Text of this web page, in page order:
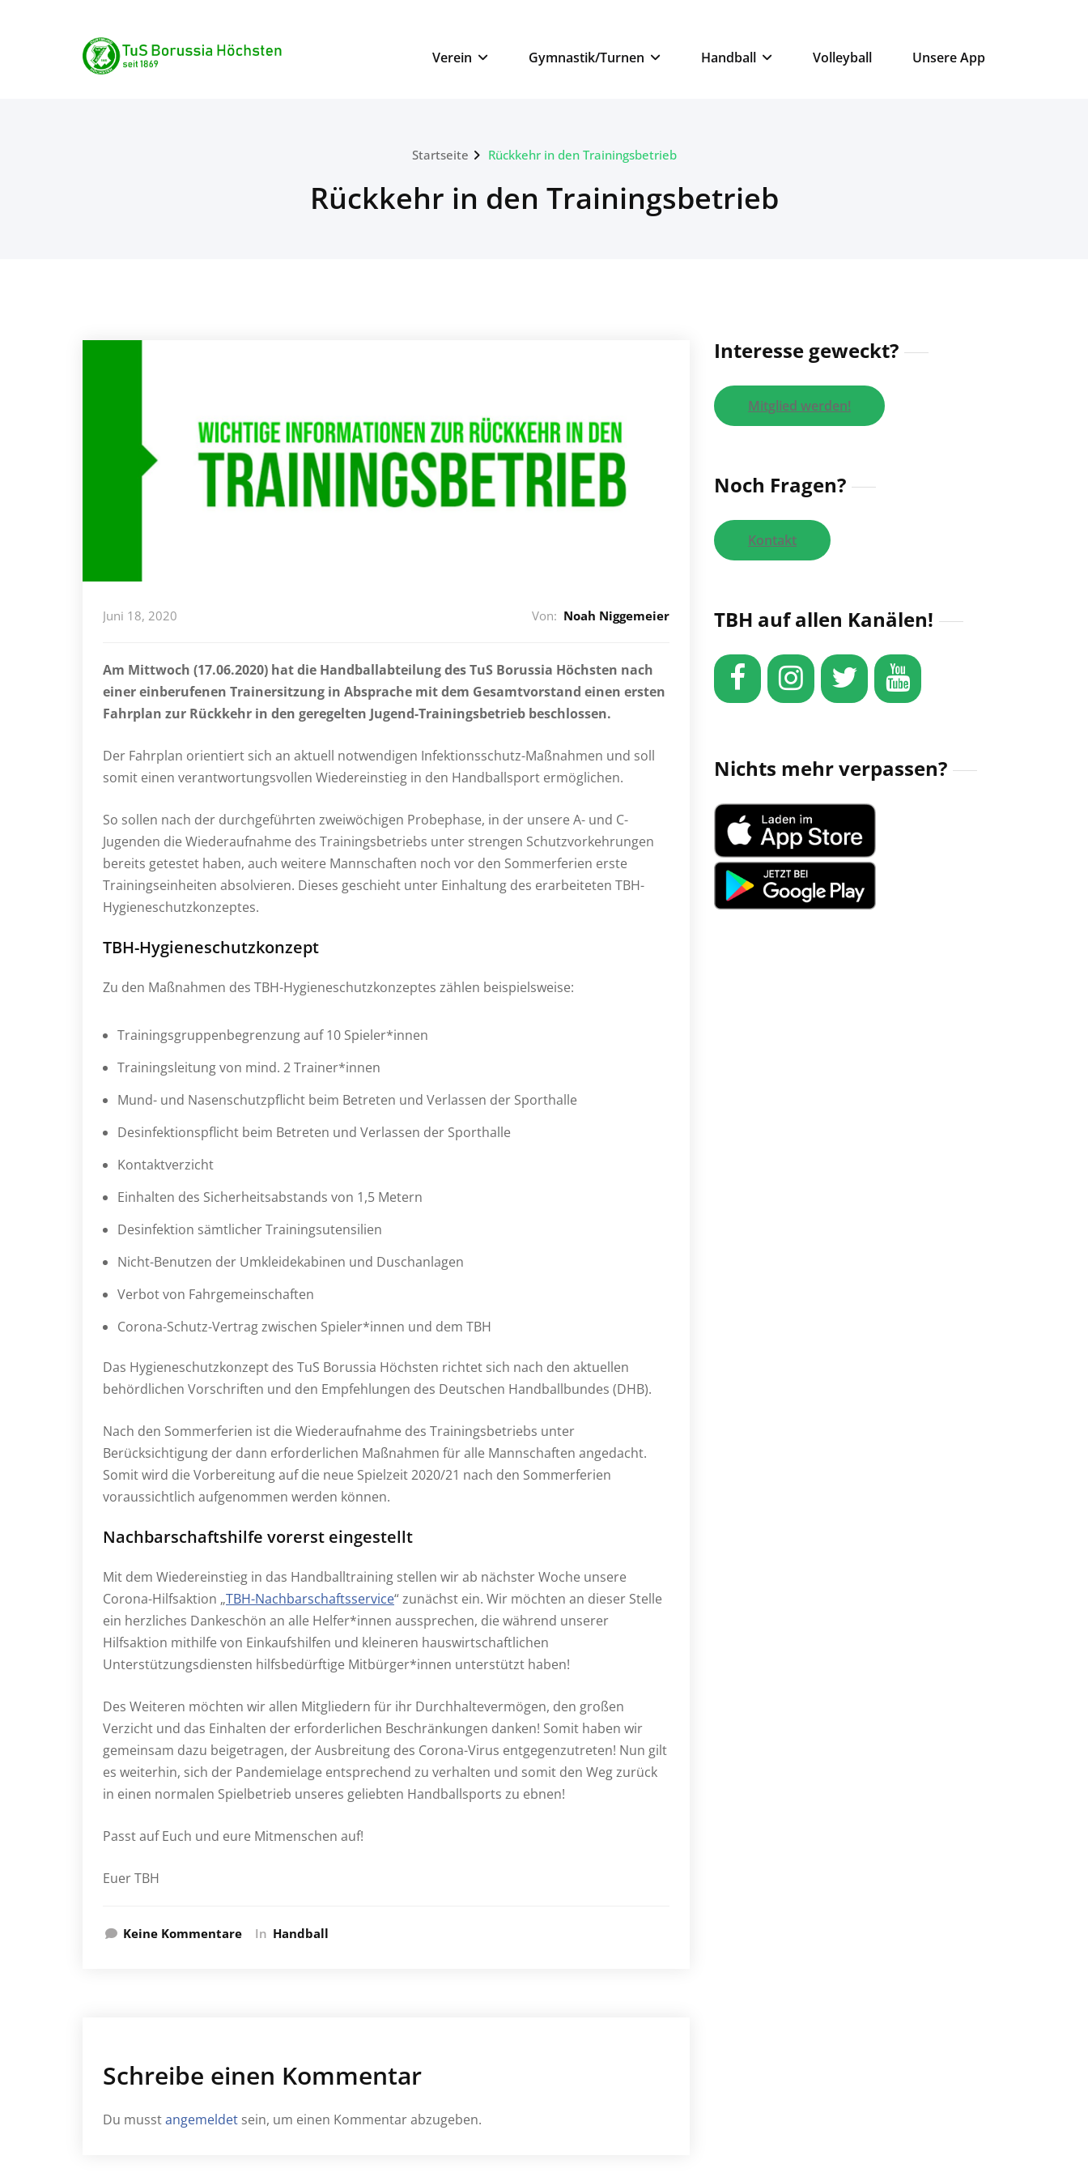
TuS Borussia Höchsten
seit 1869
Verein Gymnastik/Turnen Handball Volleyball Unsere App
Startseite Rückkehr in den Trainingsbetrieb
Rückkehr in den Trainingsbetrieb
Juni 18, 2020 Von: Noah Niggemeier
Am Mittwoch (17.06.2020) hat die Handballabteilung des TuS Borussia Höchsten nach
einer einberufenen Trainersitzung in Absprache mit dem Gesamtvorstand einen ersten
Fahrplan zur Rückkehr in den geregelten Jugend-Trainingsbetrieb beschlossen.
Der Fahrplan orientiert sich an aktuell notwendigen Infektionsschutz-Maßnahmen und soll
somit einen verantwortungsvollen Wiedereinstieg in den Handballsport ermöglichen.
So sollen nach der durchgeführten zweiwöchigen Probephase, in der unsere A- und C-
Jugenden die Wiederaufnahme des Trainingsbetriebs unter strengen Schutzvorkehrungen
bereits getestet haben, auch weitere Mannschaften noch vor den Sommerferien erste
Trainingseinheiten absolvieren. Dieses geschieht unter Einhaltung des erarbeiteten TBH-
Hygieneschutzkonzeptes.
TBH-Hygieneschutzkonzept
Zu den Maßnahmen des TBH-Hygieneschutzkonzeptes zählen beispielsweise:
Trainingsgruppenbegrenzung auf 10 Spieler*innen
Trainingsleitung von mind. 2 Trainer*innen
Mund- und Nasenschutzpflicht beim Betreten und Verlassen der Sporthalle
Desinfektionspflicht beim Betreten und Verlassen der Sporthalle
Kontaktverzicht
Einhalten des Sicherheitsabstands von 1,5 Metern
Desinfektion sämtlicher Trainingsutensilien
Nicht-Benutzen der Umkleidekabinen und Duschanlagen
Verbot von Fahrgemeinschaften
Corona-Schutz-Vertrag zwischen Spieler*innen und dem TBH
Das Hygieneschutzkonzept des TuS Borussia Höchsten richtet sich nach den aktuellen
behördlichen Vorschriften und den Empfehlungen des Deutschen Handballbundes (DHB).
Nach den Sommerferien ist die Wiederaufnahme des Trainingsbetriebs unter
Berücksichtigung der dann erforderlichen Maßnahmen für alle Mannschaften angedacht.
Somit wird die Vorbereitung auf die neue Spielzeit 2020/21 nach den Sommerferien
voraussichtlich aufgenommen werden können.
Nachbarschaftshilfe vorerst eingestellt
Mit dem Wiedereinstieg in das Handballtraining stellen wir ab nächster Woche unsere
Corona-Hilfsaktion „TBH-Nachbarschaftsservice“ zunächst ein. Wir möchten an dieser Stelle
ein herzliches Dankeschön an alle Helfer*innen aussprechen, die während unserer
Hilfsaktion mithilfe von Einkaufshilfen und kleineren hauswirtschaftlichen
Unterstützungsdiensten hilfsbedürftige Mitbürger*innen unterstützt haben!
Des Weiteren möchten wir allen Mitgliedern für ihr Durchhaltevermögen, den großen
Verzicht und das Einhalten der erforderlichen Beschränkungen danken! Somit haben wir
gemeinsam dazu beigetragen, der Ausbreitung des Corona-Virus entgegenzutreten! Nun gilt
es weiterhin, sich der Pandemielage entsprechend zu verhalten und somit den Weg zurück
in einen normalen Spielbetrieb unseres geliebten Handballsports zu ebnen!
Passt auf Euch und eure Mitmenschen auf!
Euer TBH
Keine Kommentare In Handball
Schreibe einen Kommentar
Du musstangemeldet sein, um einen Kommentar abzugeben.
Interesse geweckt?
Mitglied werden!
Noch Fragen?
Kontakt
TBH auf allen Kanälen!
Nichts mehr verpassen?